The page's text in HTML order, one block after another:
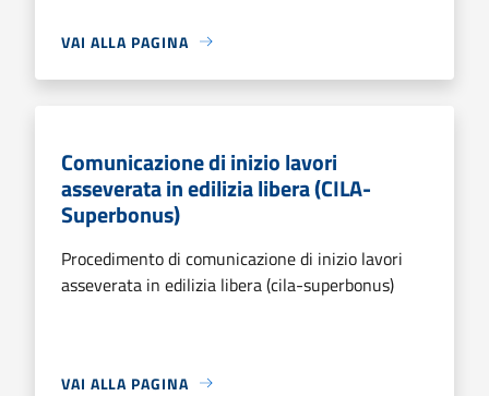
VAI ALLA PAGINA
Comunicazione di inizio lavori
asseverata in edilizia libera (CILA-
Superbonus)
Procedimento di comunicazione di inizio lavori
asseverata in edilizia libera (cila-superbonus)
VAI ALLA PAGINA